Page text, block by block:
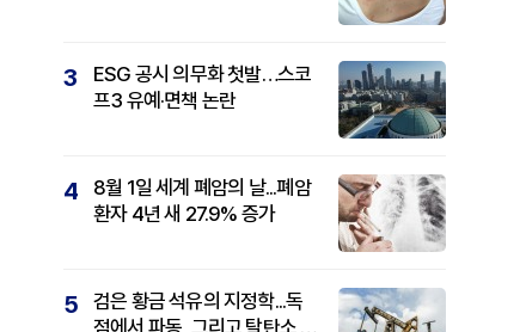
3
ESG 공시 의무화 첫발…스코
프3 유예·면책 논란
4
8월 1일 세계 폐암의 날...폐암
환자 4년 새 27.9% 증가
5
검은 황금 석유의 지정학...독
점에서 파동, 그리고 탈탄소 패